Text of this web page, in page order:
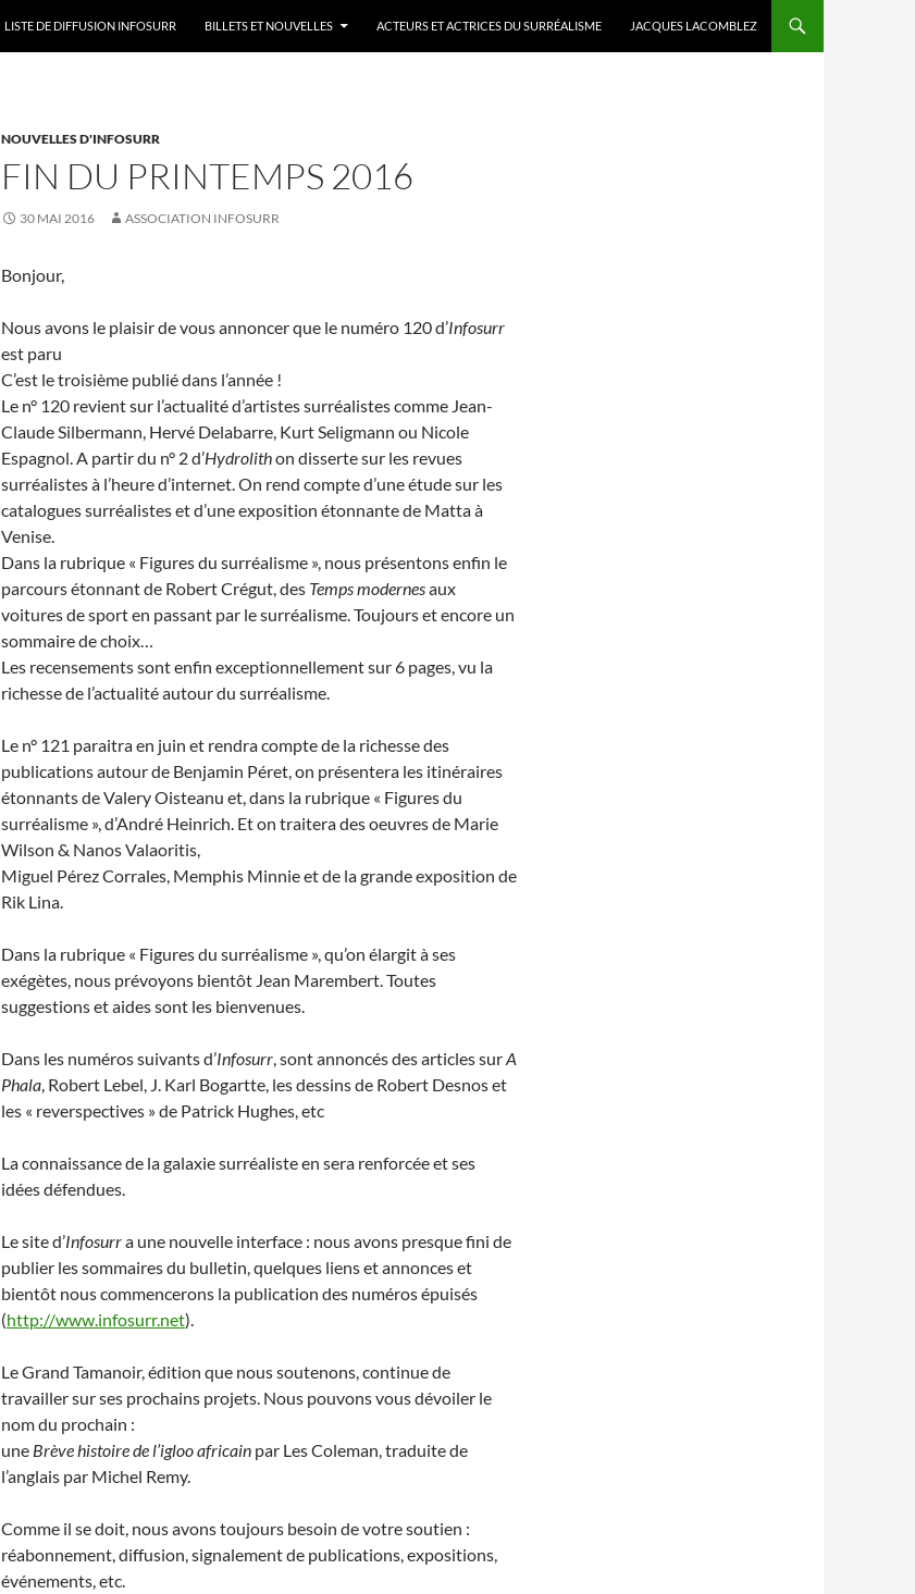
LISTE DE DIFFUSION INFOSURR BILLETS ET NOUVELLES ACTEURS ET ACTRICES DU SURRÉALISME JACQUES LACOMBLEZ
NOUVELLES D'INFOSURR
FIN DU PRINTEMPS 2016
30 MAI 2016 ASSOCIATION INFOSURR
Bonjour,
Nous avons le plaisir de vous annoncer que le numéro 120 d’Infosurr
est paru
C’est le troisième publié dans l’année !
Le n° 120 revient sur l’actualité d’artistes surréalistes comme Jean-
Claude Silbermann, Hervé Delabarre, Kurt Seligmann ou Nicole
Espagnol. A partir du n° 2 d’Hydrolithon disserte sur les revues
surréalistes à l’heure d’internet. On rend compte d’une étude sur les
catalogues surréalistes et d’une exposition étonnante de Matta à
Venise.
Dans la rubrique « Figures du surréalisme », nous présentons enfin le
parcours étonnant de Robert Crégut, des Temps modernesaux
voitures de sport en passant par le surréalisme. Toujours et encore un
sommaire de choix…
Les recensements sont enfin exceptionnellement sur 6 pages, vu la
richesse de l’actualité autour du surréalisme.
Le n° 121 paraitra en juin et rendra compte de la richesse des
publications autour de Benjamin Péret, on présentera les itinéraires
étonnants de Valery Oisteanu et, dans la rubrique « Figures du
surréalisme », d’André Heinrich. Et on traitera des oeuvres de Marie
Wilson & Nanos Valaoritis,
Miguel Pérez Corrales, Memphis Minnie et de la grande exposition de
Rik Lina.
Dans la rubrique « Figures du surréalisme », qu’on élargit à ses
exégètes, nous prévoyons bientôt Jean Marembert. Toutes
suggestions et aides sont les bienvenues.
Dans les numéros suivants d’Infosurr, sont annoncés des articles surA
Phala, Robert Lebel, J. Karl Bogartte, les dessins de Robert Desnos et
les « reverspectives » de Patrick Hughes, etc
La connaissance de la galaxie surréaliste en sera renforcée et ses
idées défendues.
Le site d’Infosurra une nouvelle interface : nous avons presque fini de
publier les sommaires du bulletin, quelques liens et annonces et
bientôt nous commencerons la publication des numéros épuisés
(http://www.infosurr.net).
Le Grand Tamanoir, édition que nous soutenons, continue de
travailler sur ses prochains projets. Nous pouvons vous dévoiler le
nom du prochain :
une Brève histoire de l’igloo africain par Les Coleman, traduite de
l’anglais par Michel Remy.
Comme il se doit, nous avons toujours besoin de votre soutien :
réabonnement, diffusion, signalement de publications, expositions,
événements, etc.